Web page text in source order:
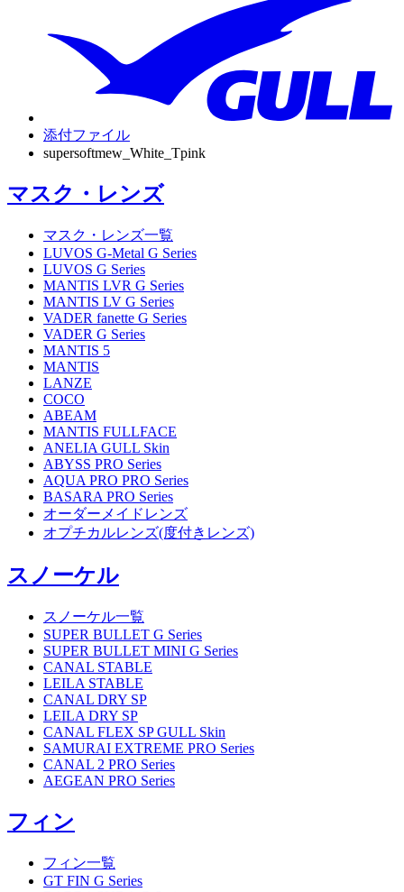
添付ファイル
supersoftmew_White_Tpink
マスク・レンズ
マスク・レンズ一覧
LUVOS G-Metal G Series
LUVOS G Series
MANTIS LVR G Series
MANTIS LV G Series
VADER fanette G Series
VADER G Series
MANTIS 5
MANTIS
LANZE
COCO
ABEAM
MANTIS FULLFACE
ANELIA GULL Skin
ABYSS PRO Series
AQUA PRO PRO Series
BASARA PRO Series
オーダーメイドレンズ
オプチカルレンズ(度付きレンズ)
スノーケル
スノーケル一覧
SUPER BULLET G Series
SUPER BULLET MINI G Series
CANAL STABLE
LEILA STABLE
CANAL DRY SP
LEILA DRY SP
CANAL FLEX SP GULL Skin
SAMURAI EXTREME PRO Series
CANAL 2 PRO Series
AEGEAN PRO Series
フィン
フィン一覧
GT FIN G Series